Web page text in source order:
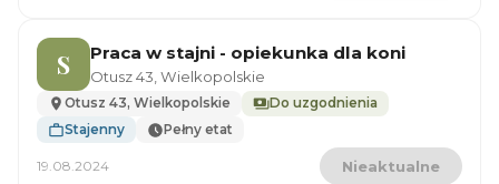
S Praca w stajni - opiekunka dla koni
Otusz 43, Wielkopolskie
Otusz 43, Wielkopolskie
Do uzgodnienia
Stajenny
Pełny etat
19.08.2024 Nieaktualne